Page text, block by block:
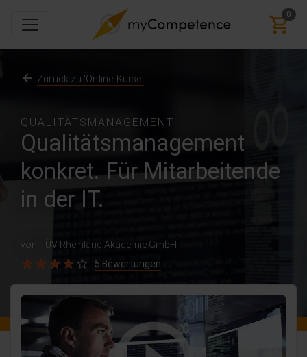
0
QUALITÄTSMANAGEMENT
Qualitätsmanagement
konkret. Für Mitarbeitende
in der IT.
von TÜV Rheinland Akademie GmbH
5 Bewertungen
Zurück zu 'Online-Kurse'